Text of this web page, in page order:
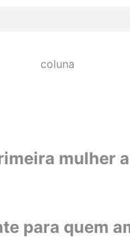
coluna
mulher
para quem